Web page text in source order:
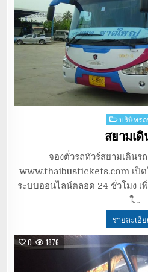
Posted
in
บริษัทร
สยามเดิ
จองตั๋วรถทัวร์สยามเดินร
www.thaibustickets.com เปิด
ระบบออนไลน์ตลอด 24 ชั่วโมง
ใ…
รายละเอี
0 1876